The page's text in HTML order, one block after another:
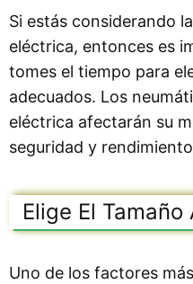
Si estás considerando
eléctrica, entonces es
tomes el tiempo para
adecuados. Los
eléctrica afectarán su
seguridad y
Elige El
Uno de los factores